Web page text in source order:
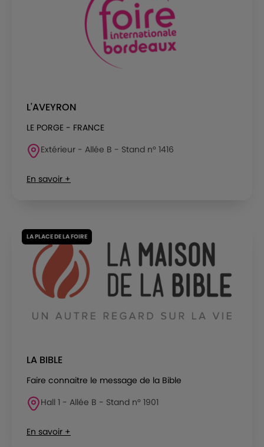
L'AVEYRON
LE PORGE - FRANCE
Extérieur - Allée B - Stand n° 1416
En savoir +
LA PLACE DE LA FOIRE
LA BIBLE
Faire connaitre le message de la Bible
Hall 1 - Allée B - Stand n° 1901
En savoir +